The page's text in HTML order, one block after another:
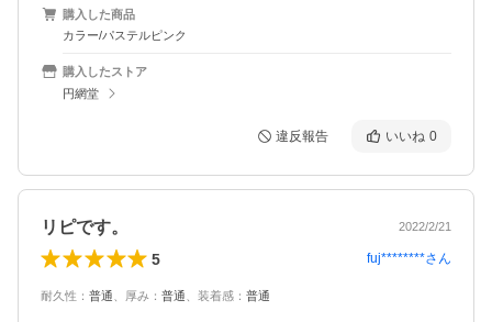
購入した商品
カラー/パステルピンク
購入したストア
円網堂
違反報告 いいね 0
リピです。 2022/2/21
5 fuj********さん
耐久性 ： 普通 厚み ： 普通 装着感 ： 普通